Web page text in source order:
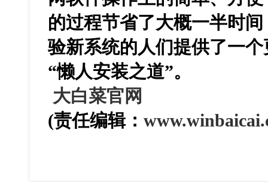
的过程节省了大概一半时
验新系统的人们提供了一
“懒人安装之道”。
大白菜官网
(责任编辑：